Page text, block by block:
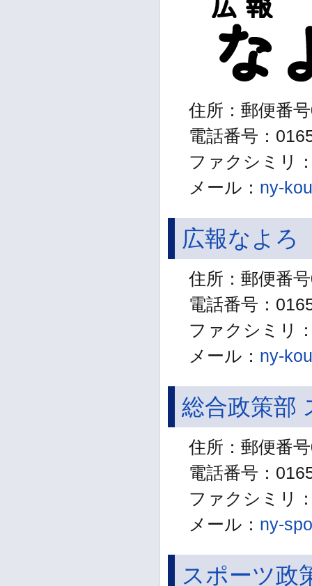
住所：郵便番
電話番号：
ファクシミリ
メール： ny-
広報なよろ
住所：郵便番
電話番号：
ファクシミリ
メール： ny-
総合政策部
住所：郵便番
電話番号：
ファクシミリ
メール： ny-
スポーツ政